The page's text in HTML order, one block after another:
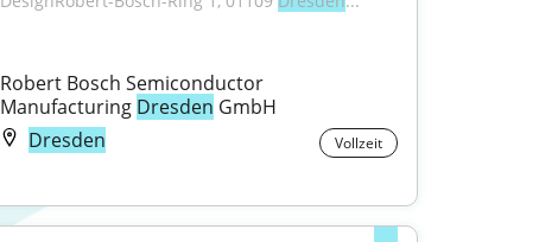
Robert Bosch Semiconductor
Manufacturing Dresden GmbH
Dresden
Vollzeit